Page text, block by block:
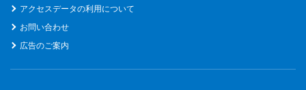
アクセスデータの利用について
お問い合わせ
広告のご案内